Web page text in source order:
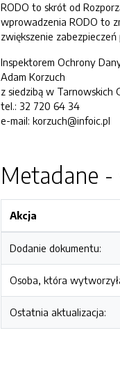
RODO to skrót od
wprowadzenia RODO to
zwiększenie
Inspektorem Ochrony
Adam Korzuch
z siedzibą w Tarnowskich
tel.: 32 720 64 34
e-mail: korzuch@infoic.pl
Metadane
Akcja
Dodanie dokumentu:
Osoba, która
Ostatnia aktualizacja: